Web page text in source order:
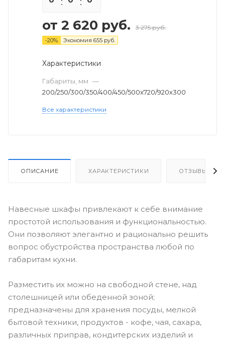
от 2 620 руб. 3 275 руб.
-20% Экономия 655 руб.
Характеристики
Габариты, мм —
200/250/300/350/400/450/500х720/920х300
Все характеристики
ОПИСАНИЕ ХАРАКТЕРИСТИКИ ОТЗЫВЫ
Навесные шкафы привлекают к себе внимание
простотой использования и функциональностью.
Они позволяют элегантно и рационально решить
вопрос обустройства пространства любой по
габаритам кухни.
Разместить их можно на свободной стене, над
столешницей или обеденной зоной;
предназначены для хранения посуды, мелкой
бытовой техники, продуктов - кофе, чая, сахара,
различных приправ, кондитерских изделий и